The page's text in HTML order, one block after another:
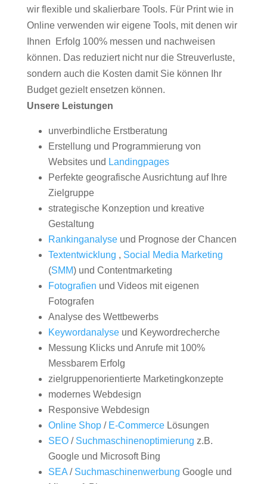
wir flexible und skalierbare Tools. Für Print wie in
Online verwenden wir eigene Tools, mit denen wir
Ihnen Erfolg 100% messen und nachweisen
können. Das reduziert nicht nur die Streuverluste,
sondern auch die Kosten damit Sie können Ihr
Budget gezielt ensetzen können.
Unsere Leistungen
unverbindliche Erstberatung
Erstellung und Programmierung von
Websites und Landingpages
Perfekte geografische Ausrichtung auf Ihre
Zielgruppe
strategische Konzeption und kreative
Gestaltung
Rankinganalyseund Prognose der Chancen
Textentwicklung , Social Media Marketing
(SMM) und Contentmarketing
Fotografien und Videos mit eigenen
Fotografen
Analyse des Wettbewerbs
Keywordanalyseund Keywordrecherche
Messung Klicks und Anrufe mit 100%
Messbarem Erfolg
zielgruppenorientierte Marketingkonzepte
modernes Webdesign
Responsive Webdesign
Online Shop/ E-CommerceLösungen
SEO/ Suchmaschinenoptimierung z.B.
Google und Microsoft Bing
SEA/ Suchmaschinenwerbung Google und